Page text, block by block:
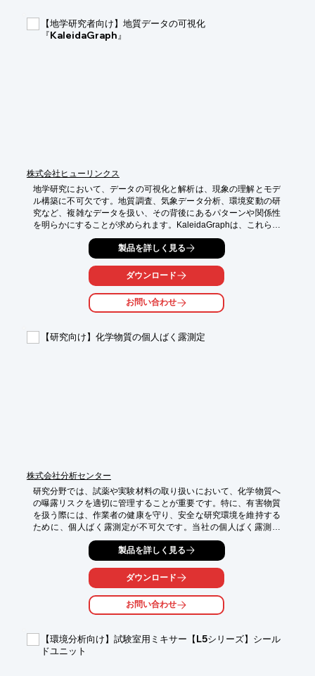
きます。
【活用シーン】
【地学研究者向け】地質データの可視化
『KaleidaGraph』
株式会社ヒューリンクス
地学研究において、データの可視化と解析は、現象の理解とモデ
ル構築に不可欠です。地質調査、気象データ分析、環境変動の研
究など、複雑なデータを扱い、その背後にあるパターンや関係性
を明らかにすることが求められます。KaleidaGraphは、これらの
課題に対し、科学的に正確なグラフ作成と高度なデータ解析機能
を提供します。これにより、研究者はデータを効果的に視覚化
し、複雑な現象を理解し、研究成果を明確に表現できます。
【活用シーン】
・岩石、地質の化学組成データの解析
・気象データのトレンド分析と統計解析
・地震活動データの統計解析
・堆積物や土壌の粒度分布解析
製品を詳しく見る
ダウンロード
お問い合わせ
【研究向け】化学物質の個人ばく露測定
株式会社分析センター
研究分野では、試薬や実験材料の取り扱いにおいて、化学物質へ
の曝露リスクを適切に管理することが重要です。特に、有害物質
を扱う際には、作業者の健康を守り、安全な研究環境を維持する
ために、個人ばく露測定が不可欠です。当社の個人ばく露測定
は、作業者の呼吸域付近の空気中の有害物質濃度を測定し、リス
クを評価します。これにより、作業環境の改善や適切な保護具の
使用など、具体的な対策を講じることが可能になります。
【活用シーン】
・試薬の調合・実験
・研究室での化学物質の取り扱い
【導入の効果】
・作業者の健康被害のリスク低減
製品を詳しく見る
ダウンロード
お問い合わせ
【環境分析向け】試験室用ミキサー【L5シリーズ】シール
ドユニット